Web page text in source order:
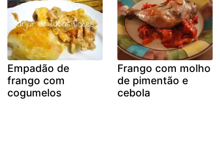
Empadão de
frango com
cogumelos
Frango com molho
de pimentão e
cebola